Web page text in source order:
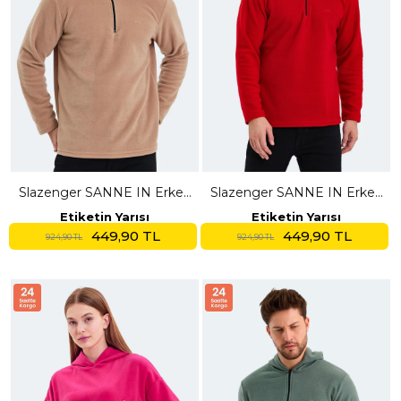
Slazenger SANNE IN Erkek
Dik Yaka Fermuarlı Toprak
Polar
Etiketin Yarısı
924,90 TL 449,90 TL
Slazenger SANNE IN Erkek
Dik Yaka Fermuarlı Kırmızı
Polar
Etiketin Yarısı
924,90 TL 449,90 TL